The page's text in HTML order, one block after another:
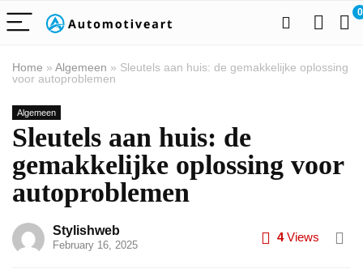
0
Home » Algemeen » Sleutels aan huis: de gemakkelijke oplossing
voor autoproblemen
Algemeen
Sleutels aan huis: de
gemakkelijke oplossing voor
autoproblemen
Stylishweb
February 16, 2025
4Views